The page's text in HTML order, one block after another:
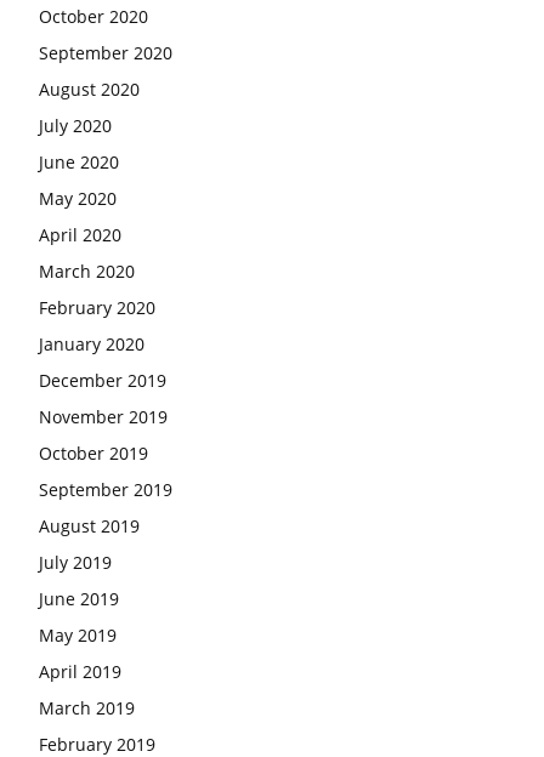
October 2020
September 2020
August 2020
July 2020
June 2020
May 2020
April 2020
March 2020
February 2020
January 2020
December 2019
November 2019
October 2019
September 2019
August 2019
July 2019
June 2019
May 2019
April 2019
March 2019
February 2019